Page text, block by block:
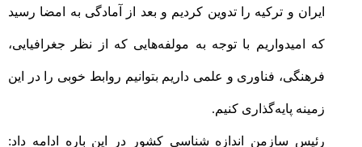
ایران و ترکیه را تدوین کردیم و بعد از آمادگی به امضا رسید
که امیدواریم با توجه به مولفه‌هایی که از نظر جغرافیایی،
فرهنگی، فناوری و علمی داریم بتوانیم روابط خوبی را در این
زمینه پایه‌گذاری کنیم.
رئیس سازمن اندازه شناسی کشور در این باره ادامه داد: